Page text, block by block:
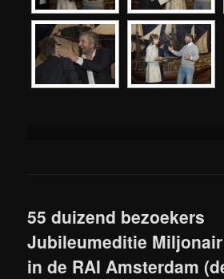
55 duizend bezoekers
Jubileumeditie
in de RAI Amsterdam